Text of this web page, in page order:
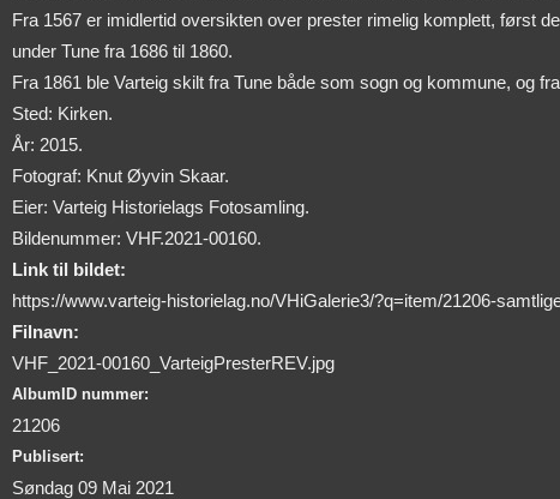
Fra 1567 er imidlertid oversikten over prester rimelig komplett, først
under Tune fra 1686 til 1860.
Fra 1861 ble Varteig skilt fra Tune både som sogn og kommune, og
Sted: Kirken.
År: 2015.
Fotograf: Knut Øyvin Skaar.
Eier: Varteig Historielags Fotosamling.
Bildenummer: VHF.2021-00160.
Link til bildet:
https://www.varteig-historielag.no/VHiGalerie3/?q=item/21206-
Filnavn:
VHF_2021-00160_VarteigPresterREV.jpg
AlbumID nummer:
21206
Publisert:
Søndag 09 Mai 2021